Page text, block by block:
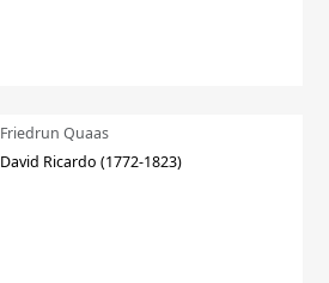
Friedrun Quaas
David Ricardo (1772-1823)